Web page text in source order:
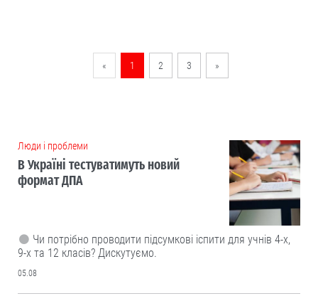
« 1 2 3 »
Люди і проблеми
В Україні тестуватимуть новий
формат ДПА
Чи потрібно проводити підсумкові іспити для учнів 4-х,
9-х та 12 класів? Дискутуємо.
05.08